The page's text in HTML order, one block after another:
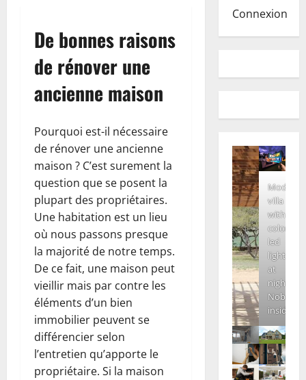
De bonnes raisons
de rénover une
ancienne maison
Pourquoi est-il nécessaire
de rénover une ancienne
maison ? C’est surement la
question que se posent la
plupart des propriétaires.
Une habitation est un lieu
où nous passons presque
la majorité de notre temps.
De ce fait, une maison peut
vieillir mais par contre les
éléments d’un bien
immobilier peuvent se
différencier selon
l’entretien qu’apporte le
propriétaire. Si la maison
Connexion
Modern
villa
with
colored
led
lights
at
night.
Nobody
inside